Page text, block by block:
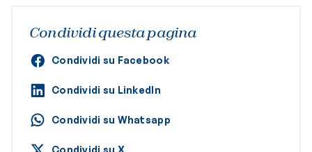
Condividi questa pagina
Condividi su Facebook
Condividi su LinkedIn
Condividi su Whatsapp
Condividi su X